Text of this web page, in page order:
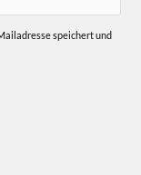
speichert und